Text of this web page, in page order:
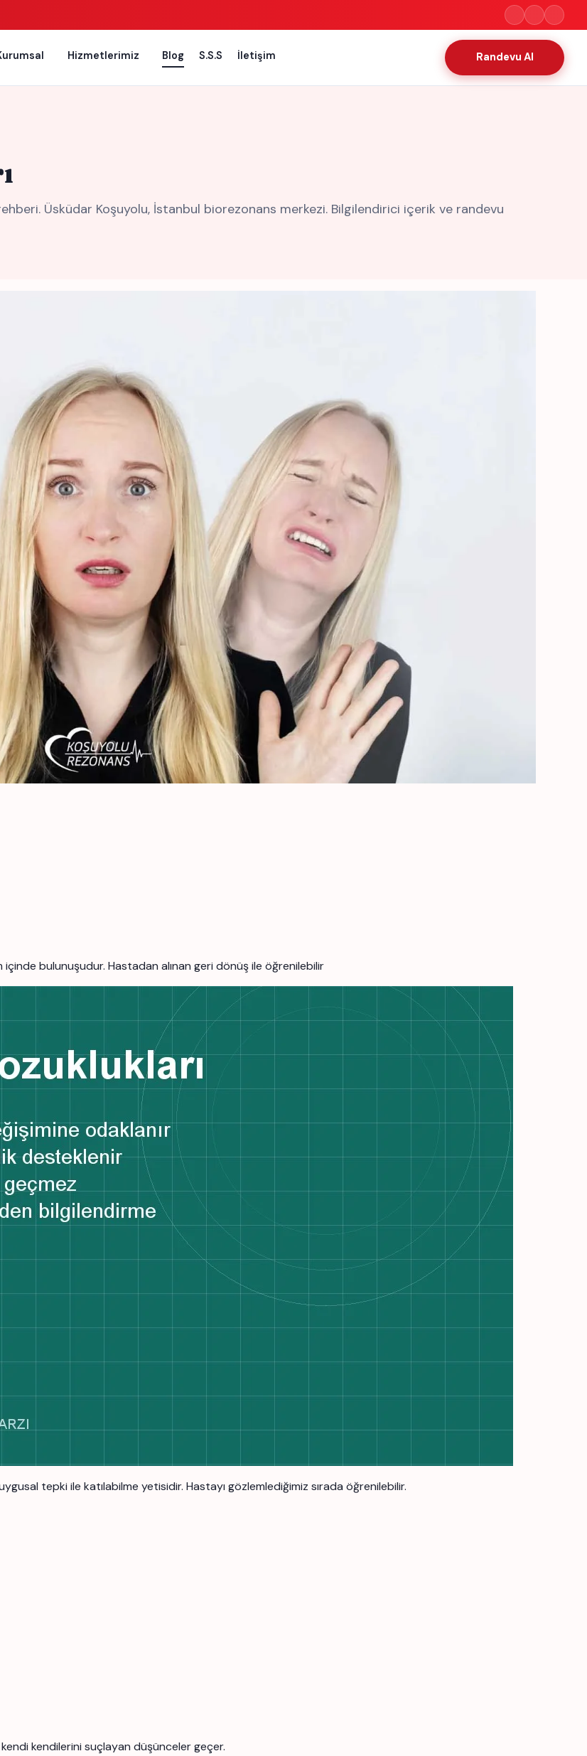
Hizmetlerimiz Blog S.S.S İletişim Randevu Al
Üsküdar Koşuyolu, İstanbul biorezonans merkezi. Bilgilendirici içerik ve randevu
içinde bulunuşudur. Hastadan alınan geri dönüş ile öğrenilebilir
tepki ile katılabilme yetisidir. Hastayı gözlemlediğimiz sırada öğrenilebilir.
kendilerini suçlayan düşünceler geçer.